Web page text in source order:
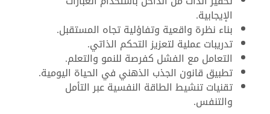
الإيجابية.
بناء نظرة واقعية وتفاؤلية تجاه المستقبل.
تدريبات عملية لتعزيز التحكم الذاتي.
التعامل مع الفشل كفرصة للنمو والتعلم.
تطبيق قانون الجذب الذهني في الحياة اليومية.
تقنيات تنشيط الطاقة النفسية عبر التأمل
والتنفس.